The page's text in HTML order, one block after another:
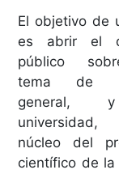
El objetivo de
es abrir el
público
tema de
general,
universidad,
núcleo del
científico de